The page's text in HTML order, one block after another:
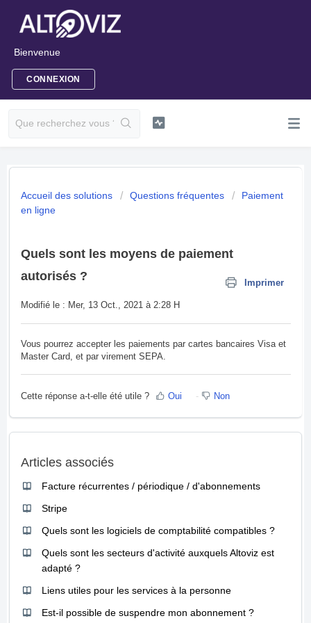
Bienvenue
CONNEXION
Accueil des solutions Questions fréquentes
Paiement
en ligne
Quels sont les moyens de paiement
autorisés ?
Imprimer
Modifié le : Mer, 13 Oct., 2021 à 2:28 H
Vous pourrez accepter les paiements par cartes bancaires Visa et
Master Card, et par virement SEPA.
Cette réponse a-t-elle été utile ? Oui Non
Articles associés
Facture récurrentes / périodique / d'abonnements
Stripe
Quels sont les logiciels de comptabilité compatibles ?
Quels sont les secteurs d'activité auxquels Altoviz est
adapté ?
Liens utiles pour les services à la personne
Est-il possible de suspendre mon abonnement ?